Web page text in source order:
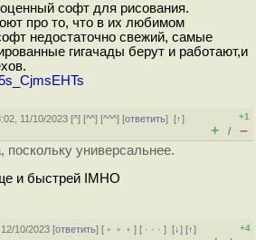
софт для рисования.
про то, что в их любимом
недостаточно свежий, самые
гигачады берут и работают,и
11/10/2023 [^] [^^] [^^^] [ответить][↑]
+1
+ / –
универсальнее.
и быстрей IMHO
10/2023 [ответить] [ ﹢﹢﹢] [ · · ·][↓] [↑]
+4